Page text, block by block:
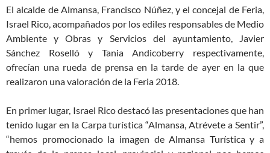
El alcalde de Almansa, Francisco Núñez, y el concejal de Feria,
Israel Rico, acompañados por los ediles responsables de Medio
Ambiente y Obras y Servicios del ayuntamiento, Javier
Sánchez Roselló y Tania Andicoberry respectivamente,
ofrecían una rueda de prensa en la tarde de ayer en la que
realizaron una valoración de la Feria 2018.
En primer lugar, Israel Rico destacó las presentaciones que han
tenido lugar en la Carpa turística “Almansa, Atrévete a Sentir”,
“hemos promocionado la imagen de Almansa Turística y a